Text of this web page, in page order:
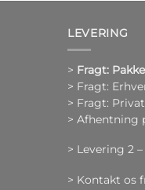
LEVERING
> Fragt:
> Fragt:
> Fragt:
> Afhentning
> Levering 2
> Kontakt os